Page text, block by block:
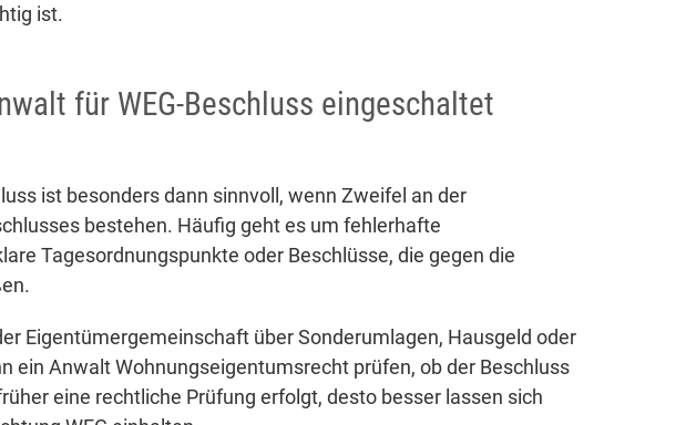
ist.
für WEG-Beschluss eingeschaltet
ist besonders dann sinnvoll, wenn Zweifel an der
bestehen. Häufig geht es um fehlerhafte
Tagesordnungspunkte oder Beschlüsse, die gegen die
Eigentümergemeinschaft über Sonderumlagen, Hausgeld oder
ein Anwalt Wohnungseigentumsrecht prüfen, ob der Beschluss
eine rechtliche Prüfung erfolgt, desto besser lassen sich